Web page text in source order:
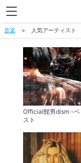
音楽 人気アーティスト
Official髭男dism -ベ
スト